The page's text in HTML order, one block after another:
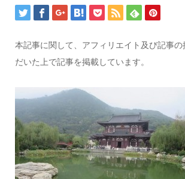
本記事に関して、アフィリエイト及び記事の
だいた上で記事を掲載しています。